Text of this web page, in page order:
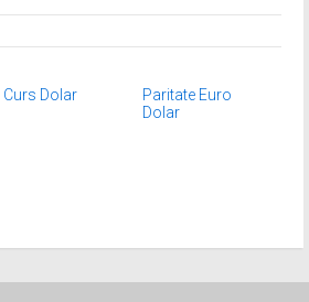
Curs Dolar
Paritate Euro
Dolar